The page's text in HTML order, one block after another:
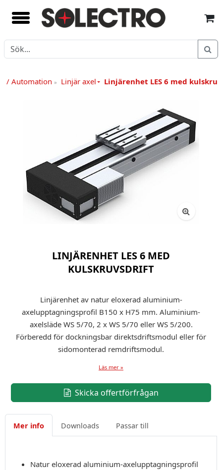
/ Automation » Linjär axel Linjärenhet LES 6 med
LINJÄRENHET LES 6 MED
KULSKRUVSDRIFT
Linjärenhet av natur eloxerad aluminium-
axelupptagningsprofil B150 x H75 mm. Aluminium-
axelsläde WS 5/70, 2 x WS 5/70 eller WS 5/200.
Förberedd för dockningsbar direktsdriftsmodul eller för
sidomonterad remdriftsmodul.
Läs mer »
Skicka offertförfrågan
Mer info Downloads Passar till
Natur eloxerad aluminium-axelupptagningsprofil